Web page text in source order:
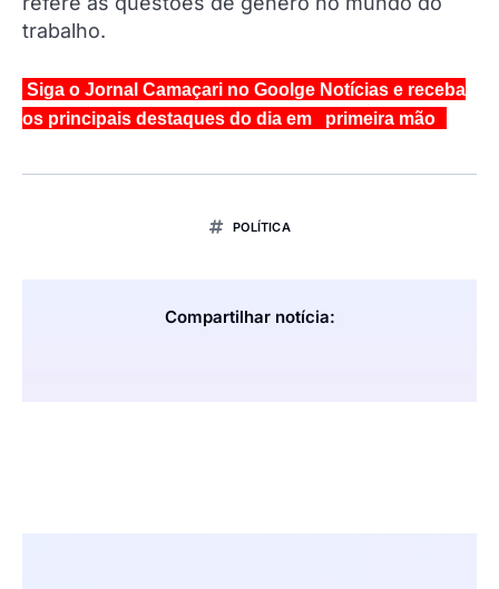
trabalho.
Siga o Jornal Camaçari no Goolge Notícias e receba
os principais destaques do dia em primeira mão
POLÍTICA
Compartilhar notícia: